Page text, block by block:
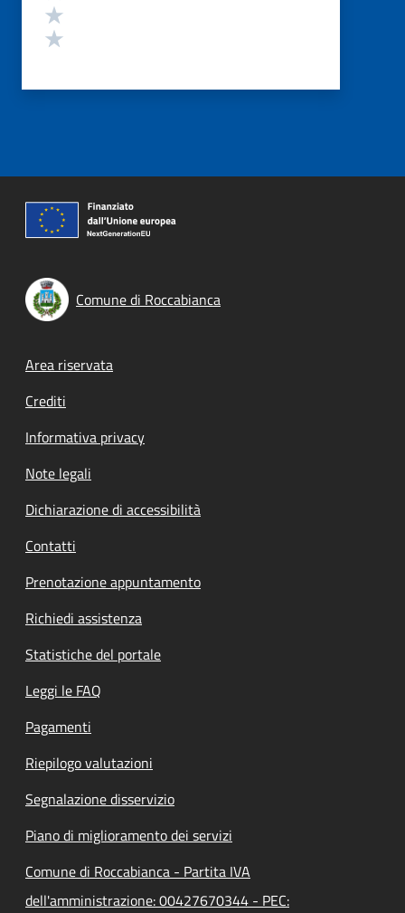
Comune di Roccabianca
Footer menu
Area riservata
Crediti
Informativa privacy
Note legali
Dichiarazione di accessibilità
Contatti
Prenotazione appuntamento
Richiedi assistenza
Statistiche del portale
Leggi le FAQ
Pagamenti
Riepilogo valutazioni
Segnalazione disservizio
Piano di miglioramento dei servizi
Comune di Roccabianca - Partita IVA
dell'amministrazione: 00427670344 - PEC: